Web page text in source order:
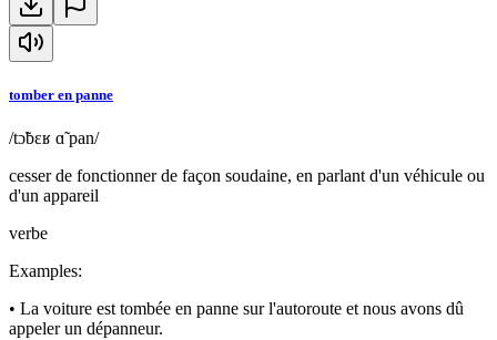
tomber en panne
/tɔ̃bɛʁ ɑ̃ pan/
cesser de fonctionner de façon soudaine, en parlant d'un véhicule ou
d'un appareil
verbe
Examples:
• La voiture est tombée en panne sur l'autoroute et nous avons dû
appeler un dépanneur.